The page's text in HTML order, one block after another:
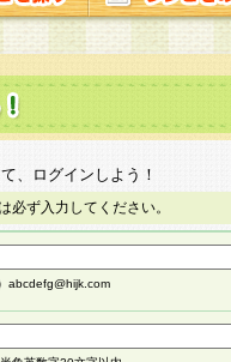
、ログインしよう！
必ず入力してください。
abcdefg@hijk.com